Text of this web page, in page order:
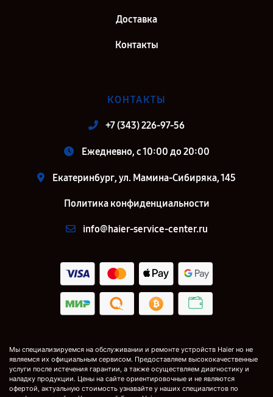
Доставка
Контакты
КОНТАКТЫ
+7 (343) 226-97-56
Ежедневно, с 10:00 до 20:00
Екатеринбург, ул. Мамина-Сибиряка, 145
Политика конфиденциальности
info@haier-service-center.ru
Мы специализируемся на обслуживании и ремонте устройств Haier но не
являемся их официальным сервисом. Предоставляем высококачественные
услуги после истечения гарантии, а также осуществляем диагностику и
наладку продукции. Цены на сайте ориентировочные и не являются
офертой, актуальную стоимость узнавайте у наших специалистов по